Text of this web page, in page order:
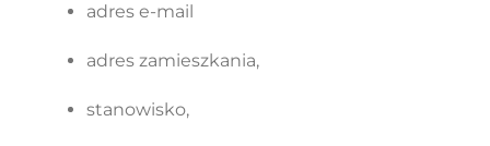
adres e-mail
adres zamieszkania,
stanowisko,